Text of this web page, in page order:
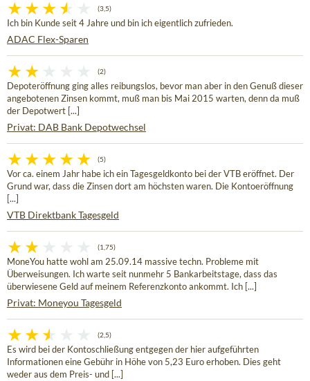
(3,5)
Ich bin Kunde seit 4 Jahre und bin ich eigentlich zufrieden.
ADAC Flex-Sparen
(2)
Depoteröffnung ging alles reibungslos, bevor man aber in den Genuß dieser
angebotenen Zinsen kommt, muß man bis Mai 2015 warten, denn da muß
der Depotwert [...]
Privat: DAB Bank Depotwechsel
(5)
Vor ca. einem Jahr habe ich ein Tagesgeldkonto bei der VTB eröffnet. Der
Grund war, dass die Zinsen dort am höchsten waren. Die Kontoeröffnung
[...]
VTB Direktbank Tagesgeld
(1,75)
MoneYou hatte wohl am 25.09.14 massive techn. Probleme mit
Überweisungen. Ich warte seit nunmehr 5 Bankarbeitstage, dass das
überwiesene Geld auf meinem Referenzkonto ankommt. Ich [...]
Privat: Moneyou Tagesgeld
(2,5)
Es wird bei der Kontoschließung entgegen der hier aufgeführten
Informationen eine Gebühr in Höhe von 5,23 Euro erhoben. Dies geht
weder aus dem Preis- und [...]